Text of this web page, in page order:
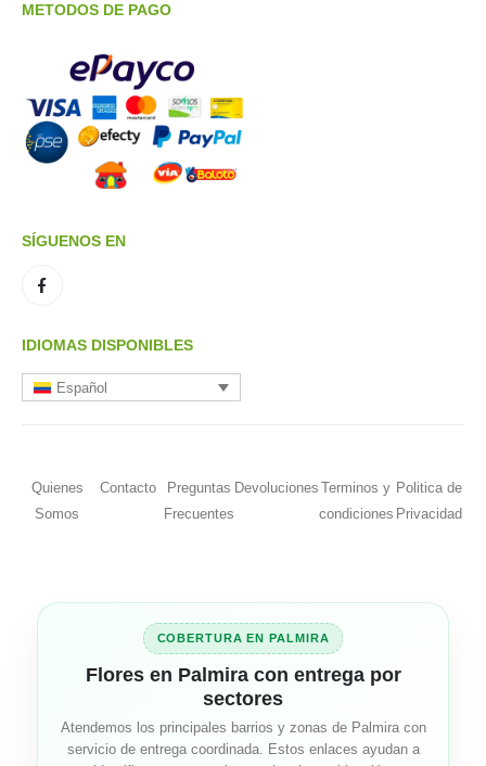
METODOS DE PAGO
SÍGUENOS EN
IDIOMAS DISPONIBLES
Español
Quienes
Somos
Contacto
Preguntas
Frecuentes
Devoluciones Terminos y
condiciones
Politica de
Privacidad
COBERTURA EN PALMIRA
Flores en Palmira con entrega por
sectores
Atendemos los principales barrios y zonas de Palmira con
servicio de entrega coordinada. Estos enlaces ayudan a